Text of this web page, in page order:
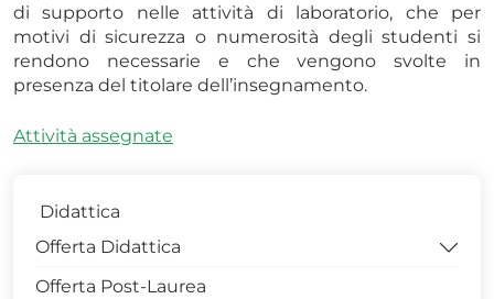
di supporto nelle attività di laboratorio, che per
motivi di sicurezza o numerosità degli studenti si
rendono necessarie e che vengono svolte in
presenza del titolare dell’insegnamento.
Attività assegnate
Didattica
Offerta Didattica
Offerta Post-Laurea